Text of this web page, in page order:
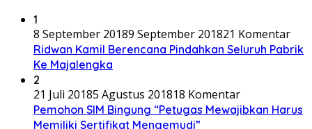
1
8 September 20189 September 201821 Komentar
Ridwan Kamil Berencana Pindahkan Seluruh Pabrik
Ke Majalengka
2
21 Juli 20185 Agustus 201818 Komentar
Pemohon SIM Bingung “Petugas Mewajibkan Harus
Memiliki Sertifikat Mengemudi”